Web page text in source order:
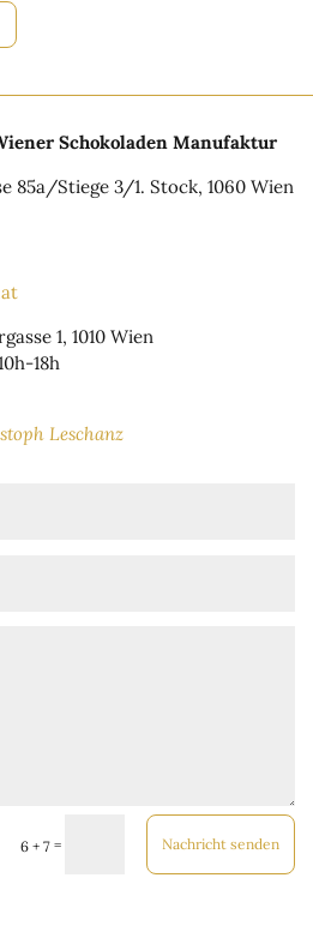
Schokoladen Manufaktur
85a/Stiege 3/1. Stock, 1060 Wien
1, 1010 Wien
18h
Leschanz
6 + 7 = Nachricht senden